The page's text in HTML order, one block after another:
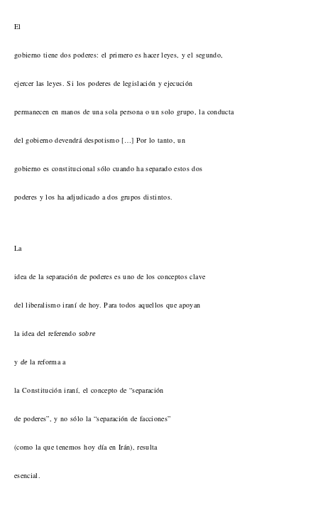
El
gobierno tiene dos poderes: el primero es hacer leyes, y el segundo,
ejercer las leyes. Si los poderes de legislación y ejecución
permanecen en manos de una sola persona o un solo grupo, la conducta
del gobierno devendrá despotismo […] Por lo tanto, un
gobierno es constitucional sólo cuando ha separado estos dos
poderes y los ha adjudicado a dos grupos distintos.
La
idea de la separación de poderes es uno de los conceptos clave
del liberalismo iraní de hoy. Para todos aquellos que apoyan
la idea del referendo sobre
y dela reforma a
la Constitución iraní, el concepto de “separación
de poderes”, y no sólo la “separación de facciones”
(como la que tenemos hoy día en Irán), resulta
esencial.